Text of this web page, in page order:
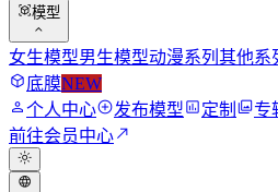
view_in_ar模型
expand_more
女生模型男生模型动漫系列 其他系
deployed_code底膜NEW
person个人中心add_circle发布模型assessment定制 photo_library专
前往会员中心north_east
light_mode
language